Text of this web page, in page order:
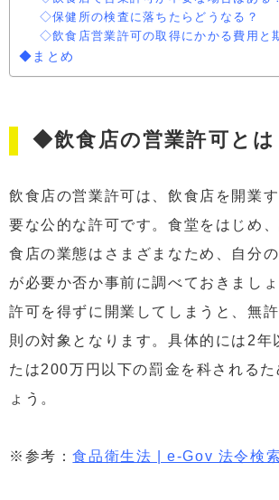
◇保健所の検査に落ちたらどうなる？
◇飲食店営業許可の取得にかかる費用と
◆まとめ
◆飲食店の営業許可とは
飲食店の営業許可は、飲食店を開業
要な公的な許可です。食堂をはじめ
食店の業態はさまざまなため、自分
が必要か否か事前に調べておきまし
許可を得ずに開業してしまうと、無
則の対象となります。具体的には2年
たは200万円以下の罰金を科されるた
ょう。
※参考：食品衛生法 | e-Gov 法令検索